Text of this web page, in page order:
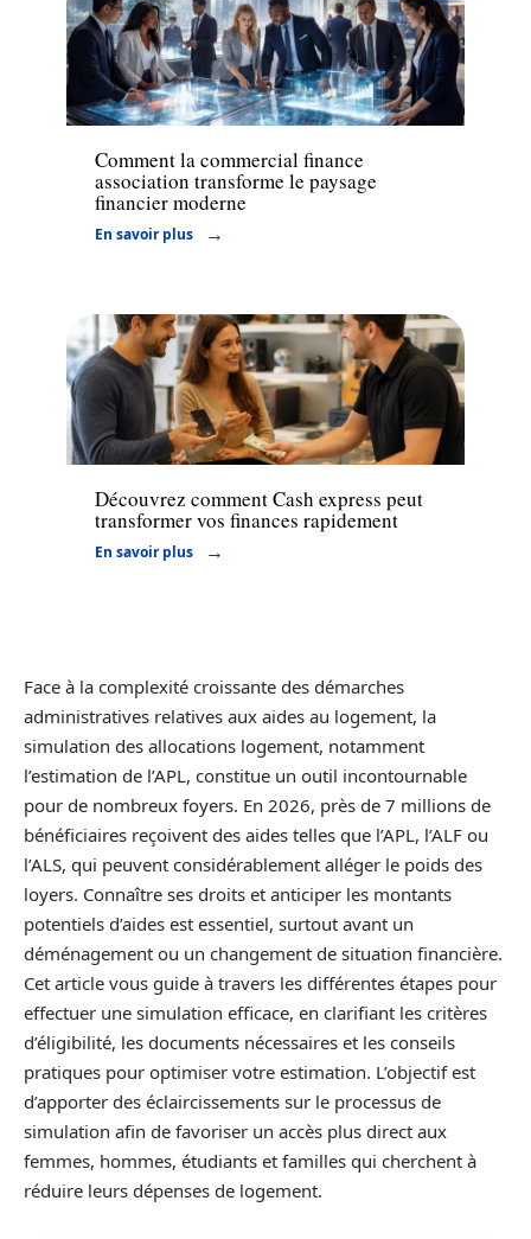
Actu
Comment la commercial finance
association transforme le paysage
financier moderne
En savoir plus
Finance
Découvrez comment Cash express peut
transformer vos finances rapidement
En savoir plus
Face à la complexité croissante des démarches
administratives relatives aux aides au logement, la
simulation des allocations logement, notamment
l’estimation de l’APL, constitue un outil incontournable
pour de nombreux foyers. En 2026, près de 7 millions de
bénéficiaires reçoivent des aides telles que l’APL, l’ALF ou
l’ALS, qui peuvent considérablement alléger le poids des
loyers. Connaître ses droits et anticiper les montants
potentiels d’aides est essentiel, surtout avant un
déménagement ou un changement de situation financière.
Cet article vous guide à travers les différentes étapes pour
effectuer une simulation efficace, en clarifiant les critères
d’éligibilité, les documents nécessaires et les conseils
pratiques pour optimiser votre estimation. L’objectif est
d’apporter des éclaircissements sur le processus de
simulation afin de favoriser un accès plus direct aux
femmes, hommes, étudiants et familles qui cherchent à
réduire leurs dépenses de logement.